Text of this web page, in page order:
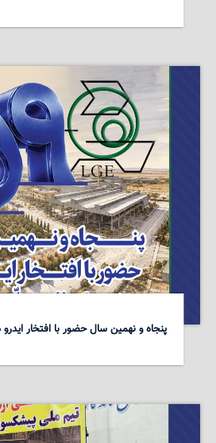
پنجاه و نهمین سال حضور با افتخار